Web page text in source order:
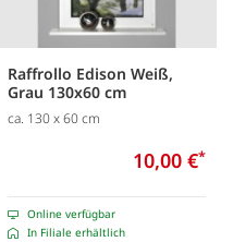
Raffrollo Edison Weiß,
Grau 130x60 cm
ca. 130 x 60 cm
10,00 €*
Online verfügbar
In Filiale erhältlich